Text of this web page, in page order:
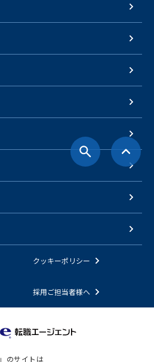
クッキーポリシー
採用ご担当者様へ
」のサイトは